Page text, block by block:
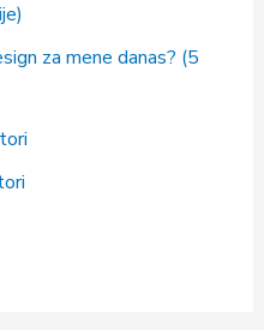
za mene danas? (5